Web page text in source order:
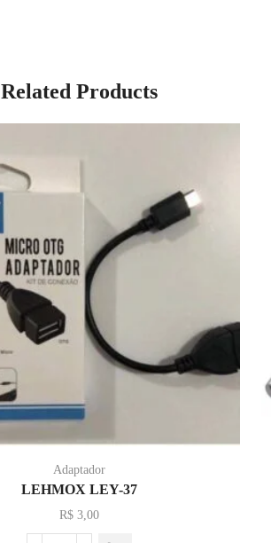
Related Products
Adaptador
LEHMOX LEY-37
R$3,00